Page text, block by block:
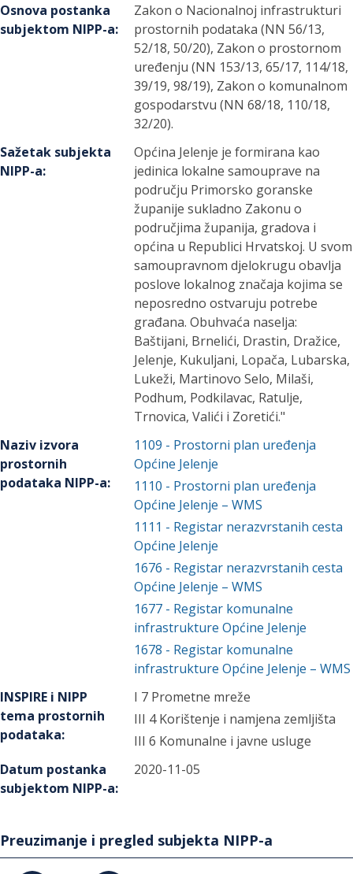
Osnova postanka
subjektom NIPP-a:
Zakon o Nacionalnoj infrastrukturi
prostornih podataka (NN 56/13,
52/18, 50/20), Zakon o prostornom
uređenju (NN 153/13, 65/17, 114/18,
39/19, 98/19), Zakon o komunalnom
gospodarstvu (NN 68/18, 110/18,
32/20).
Sažetak subjekta
NIPP-a:
Općina Jelenje je formirana kao
jedinica lokalne samouprave na
području Primorsko goranske
županije sukladno Zakonu o
područjima županija, gradova i
općina u Republici Hrvatskoj. U svom
samoupravnom djelokrugu obavlja
poslove lokalnog značaja kojima se
neposredno ostvaruju potrebe
građana. Obuhvaća naselja:
Baštijani, Brnelići, Drastin, Dražice,
Jelenje, Kukuljani, Lopača, Lubarska,
Lukeži, Martinovo Selo, Milaši,
Podhum, Podkilavac, Ratulje,
Trnovica, Valići i Zoretići."
Naziv izvora
prostornih
podataka NIPP-a:
1109 - Prostorni plan uređenja
Općine Jelenje
1110 - Prostorni plan uređenja
Općine Jelenje – WMS
1111 - Registar nerazvrstanih cesta
Općine Jelenje
1676 - Registar nerazvrstanih cesta
Općine Jelenje – WMS
1677 - Registar komunalne
infrastrukture Općine Jelenje
1678 - Registar komunalne
infrastrukture Općine Jelenje – WMS
INSPIRE i NIPP
tema prostornih
podataka:
I 7 Prometne mreže
III 4 Korištenje i namjena zemljišta
III 6 Komunalne i javne usluge
Datum postanka
subjektom NIPP-a:
2020-11-05
Preuzimanje i pregled subjekta NIPP-a